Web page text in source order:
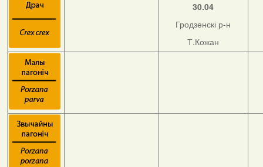
30.04
Гродзенскі р-н
Т.Кожан